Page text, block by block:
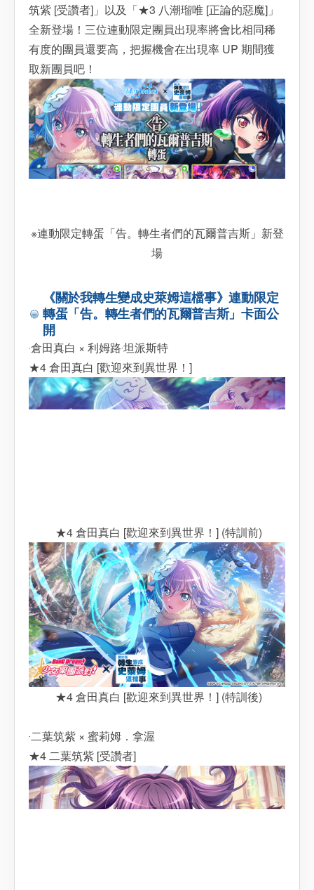
筑紫 [受讚者]」以及「★3 八潮瑠唯 [正論的惡魔]」
全新登場！三位連動限定團員出現率將會比相同稀
有度的團員還要高，把握機會在出現率 UP 期間獲
取新團員吧！
※連動限定轉蛋「告。轉生者們的瓦爾普吉斯」新登
場
《關於我轉生變成史萊姆這檔事》連動限定
轉蛋「告。轉生者們的瓦爾普吉斯」卡面公
開
‧倉田真白 × 利姆路‧坦派斯特
★4 倉田真白 [歡迎來到異世界！]
★4 倉田真白 [歡迎來到異世界！] (特訓前)
★4 倉田真白 [歡迎來到異世界！] (特訓後)
‧二葉筑紫 × 蜜莉姆．拿渥
★4 二葉筑紫 [受讚者]